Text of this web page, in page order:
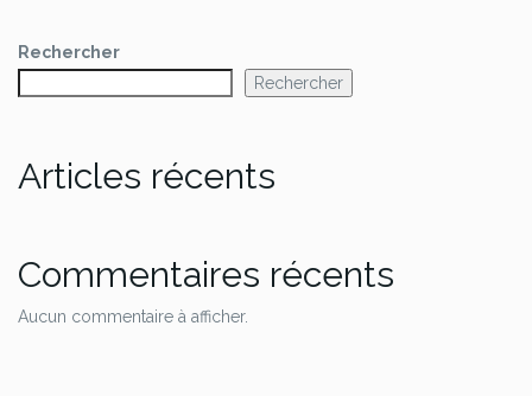
Rechercher
Rechercher
Articles récents
Commentaires récents
Aucun commentaire à afficher.